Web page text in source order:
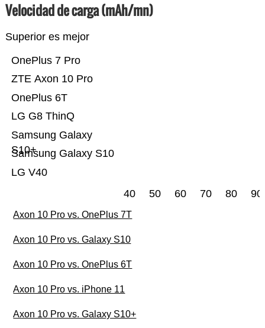
Velocidad de carga (mAh/mn)
Superior es mejor
LG V40
Samsung Galaxy S10
Samsung Galaxy
S10+
LG G8 ThinQ
OnePlus 6T
ZTE Axon 10 Pro
OnePlus 7 Pro
40 50 60 70 80 90
Axon 10 Pro vs. OnePlus 7T
Axon 10 Pro vs. Galaxy S10
Axon 10 Pro vs. OnePlus 6T
Axon 10 Pro vs. iPhone 11
Axon 10 Pro vs. Galaxy S10+